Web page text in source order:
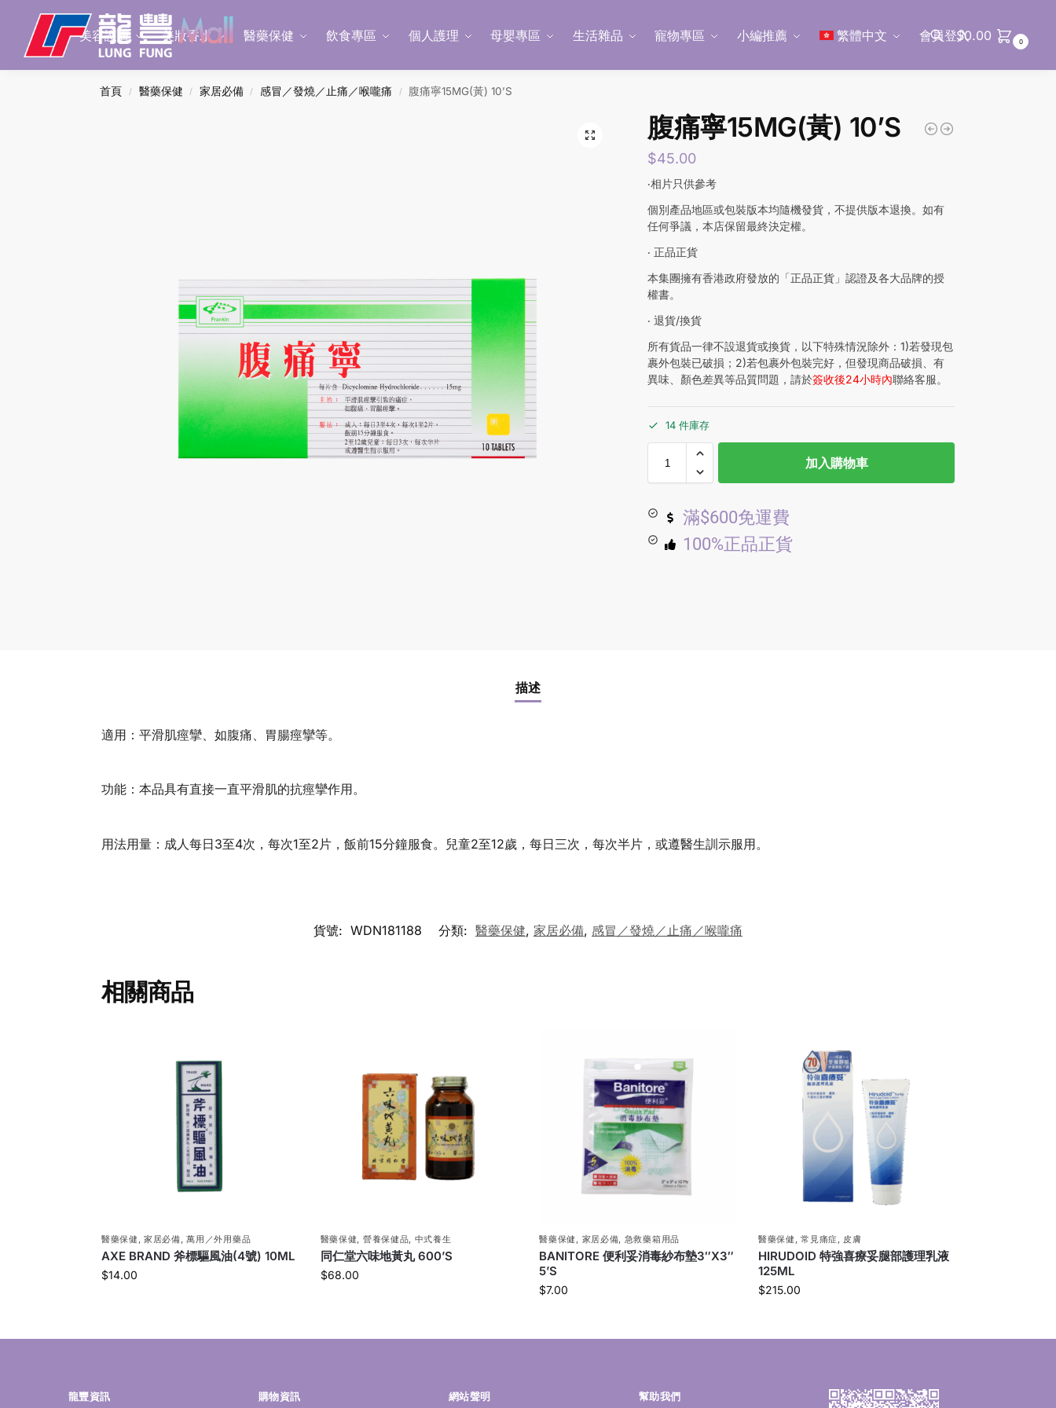
美容護膚 美妝香水 醫藥保健 飲食專區 個人護理 母嬰專區 生活雜品 寵物專區 小編推薦 繁體中文 會員登入
Search
$0.00 0
首頁 / 醫藥保健 / 家居必備 / 感冒／發燒／止痛／喉嚨痛 / 腹痛寧15MG(黃) 10’S
腹痛寧15MG(黃) 10’S
$45.00
‧相片只供參考
個別產品地區或包裝版本均隨機發貨，不提供版本退換。如有
任何爭議，本店保留最終決定權。
‧ 正品正貨
本集團擁有香港政府發放的「正品正貨」認證及各大品牌的授
權書。
‧ 退貨/換貨
所有貨品一律不設退貨或換貨，以下特殊情況除外：1)若發現包
裹外包裝已破損；2)若包裹外包裝完好，但發現商品破損、有
異味、顏色差異等品質問題，請於簽收後24小時內聯絡客服。
14 件庫存
加入購物車
滿$600免運費
100%正品正貨
描述
適用：平滑肌痙攣、如腹痛、胃腸痙攣等。
功能：本品具有直接一直平滑肌的抗痙攣作用。
用法用量：成人每日3至4次，每次1至2片，飯前15分鐘服食。兒童2至12歲，每日三次，每次半片，或遵醫生訓示服用。
貨號: WDN181188 分類: 醫藥保健, 家居必備, 感冒／發燒／止痛／喉嚨痛
相關商品
醫藥保健 ,家居必備 ,萬用／外用藥品
AXE BRAND 斧標驅風油(4號) 10ML
$14.00
醫藥保健 營養保健品 中式養生
同仁堂六味地黃丸 600’S
$68.00
醫藥保健 家居必備 急救藥箱用品
BANITORE 便利妥消毒紗布墊3″X3″
5’S
$7.00
醫藥保健 ,常見痛症 皮膚
HIRUDOID 特強喜療妥腿部護理乳液
125ML
$215.00
龍豐資訊 購物資訊 網站聲明 幫助我們